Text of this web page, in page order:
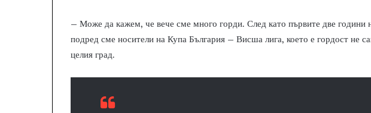
– Може да кажем, че вече сме много горди. След като първите две години
подред сме носители на Купа България – Висша лига, което е гордост не
целия град.